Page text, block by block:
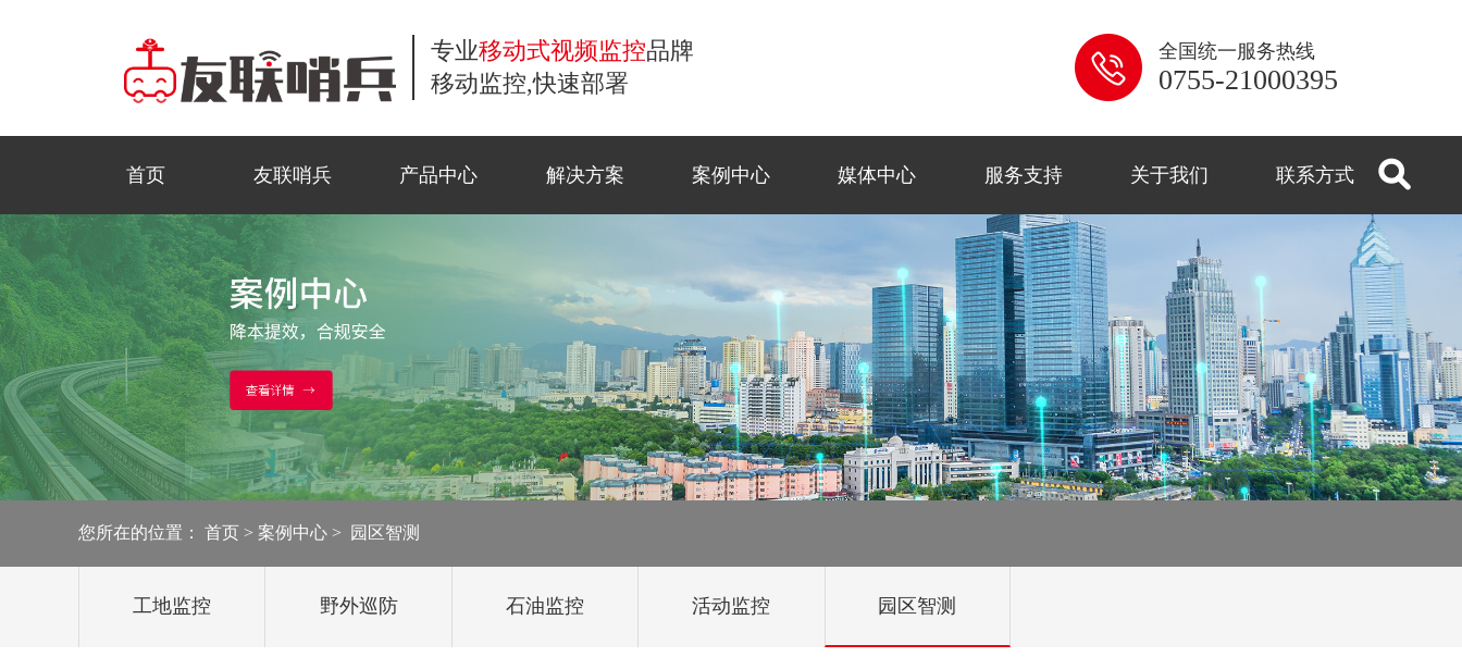
专业移动式视频监控品牌
移动监控,快速部署
全国统一服务热线
0755-21000395
首页 友联哨兵 产品中心
移动监控系列
小哨兵移动监控
风光互补移动监控
金字塔移动监控
三脚架移动监控
轻舟移动监控
雪橇移动监控
解决方案
商业应用
公共安全
案例中心
工地监控
野外巡防
活动监控
园区智测
媒体中心
公司新闻
行业资讯
服务支持
常见问题解答
服务流程
视频中心
关于我们 联系方式
联系方式
在线留言
法律声明
合作模式
您所在的位置： 首页 > 案例中心 > 园区智测
工地监控 野外巡防 石油监控 活动监控 园区智测